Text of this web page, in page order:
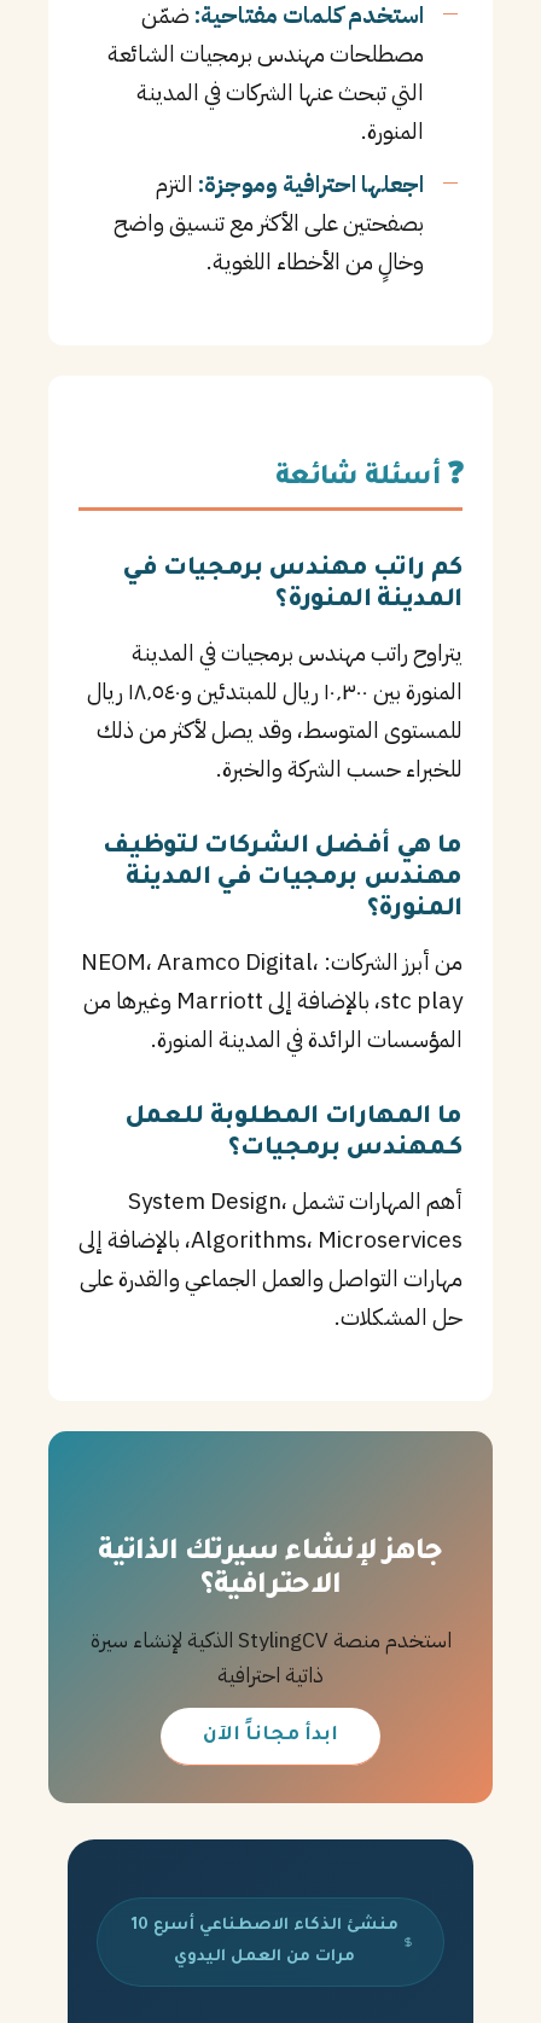
استخدم كلمات مفتاحية: ضمّن
مصطلحات مهندس برمجيات الشائعة
التي تبحث عنها الشركات في المدينة
المنورة.
اجعلها احترافية وموجزة: التزم
بصفحتين على الأكثر مع تنسيق واضح
وخالٍ من الأخطاء اللغوية.
❓ أسئلة شائعة
كم راتب مهندس برمجيات في
المدينة المنورة؟
يتراوح راتب مهندس برمجيات في المدينة
المنورة بين ١٠٬٣٠٠ ريال للمبتدئين و١٨٬٥٤٠ ريال
للمستوى المتوسط، وقد يصل لأكثر من ذلك
للخبراء حسب الشركة والخبرة.
ما هي أفضل الشركات لتوظيف
مهندس برمجيات في المدينة
المنورة؟
من أبرز الشركات: NEOM، Aramco Digital،
stc play، بالإضافة إلى Marriott وغيرها من
المؤسسات الرائدة في المدينة المنورة.
ما المهارات المطلوبة للعمل
كـمهندس برمجيات؟
أهم المهارات تشمل System Design،
Algorithms، Microservices، بالإضافة إلى
مهارات التواصل والعمل الجماعي والقدرة على
حل المشكلات.
جاهز لإنشاء سيرتك الذاتية
الاحترافية؟
استخدم منصة StylingCV الذكية لإنشاء سيرة
ذاتية احترافية
ابدأ مجاناً الآن
منشئ الذكاء الاصطناعي أسرع 10
مرات من العمل اليدوي